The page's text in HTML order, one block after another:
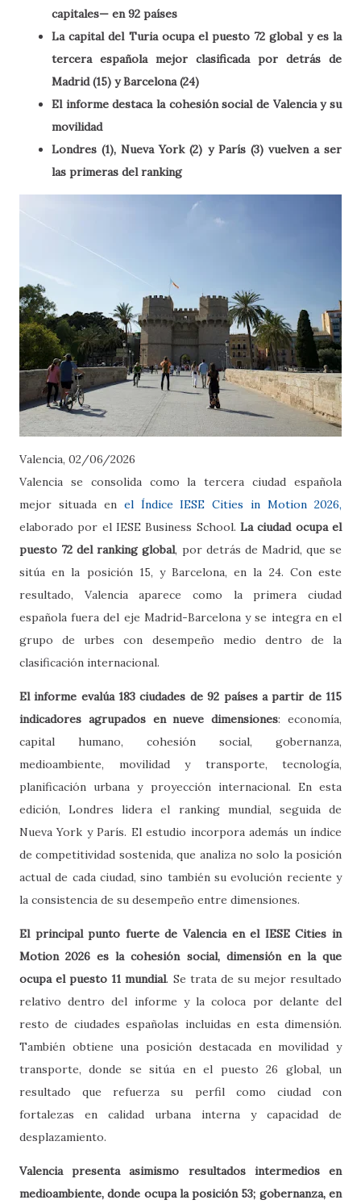
capitales— en 92 países
La capital del Turia ocupa el puesto 72 global y es la
tercera española mejor clasificada por detrás de
Madrid (15) y Barcelona (24)
El informe destaca la cohesión social de Valencia y su
movilidad
Londres (1), Nueva York (2) y París (3) vuelven a ser
las primeras del ranking
Valencia, 02/06/2026
Valencia se consolida como la tercera ciudad española
mejor situada en el Índice IESE Cities in Motion 2026,
elaborado por el IESE Business School. La ciudad ocupa el
puesto 72 del ranking global, por detrás de Madrid, que se
sitúa en la posición 15, y Barcelona, en la 24. Con este
resultado, Valencia aparece como la primera ciudad
española fuera del eje Madrid-Barcelona y se integra en el
grupo de urbes con desempeño medio dentro de la
clasificación internacional.
El informe evalúa 183 ciudades de 92 países a partir de 115
indicadores agrupados en nueve dimensiones: economía,
capital humano, cohesión social, gobernanza,
medioambiente, movilidad y transporte, tecnología,
planificación urbana y proyección internacional. En esta
edición, Londres lidera el ranking mundial, seguida de
Nueva York y París. El estudio incorpora además un índice
de competitividad sostenida, que analiza no solo la posición
actual de cada ciudad, sino también su evolución reciente y
la consistencia de su desempeño entre dimensiones.
El principal punto fuerte de Valencia en el IESE Cities in
Motion 2026 es la cohesión social, dimensión en la que
ocupa el puesto 11 mundial. Se trata de su mejor resultado
relativo dentro del informe y la coloca por delante del
resto de ciudades españolas incluidas en esta dimensión.
También obtiene una posición destacada en movilidad y
transporte, donde se sitúa en el puesto 26 global, un
resultado que refuerza su perfil como ciudad con
fortalezas en calidad urbana interna y capacidad de
desplazamiento.
Valencia presenta asimismo resultados intermedios en
medioambiente, donde ocupa la posición 53; gobernanza, en